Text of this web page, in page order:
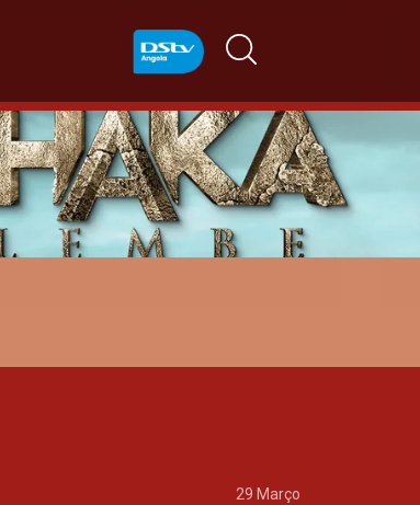
29 Março